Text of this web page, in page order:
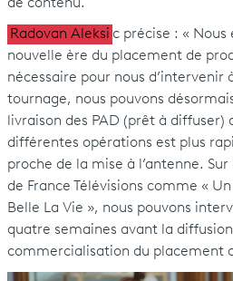
de contenu.
Radovan Aleksi c précise : « Nous
nouvelle ère du placement de
nécessaire pour nous
tournage, nous pouvons
livraison des PAD (prêt à diffuser)
différentes opérations est plus
proche de la mise à l’antenne.
de France Télévisions comme «
Belle La Vie », nous pouvons
quatre semaines avant la
commercialisation du placement